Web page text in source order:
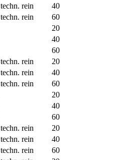
techn. rein
40
techn. rein
60
20
40
60
techn. rein
20
techn. rein
40
techn. rein
60
20
40
60
techn. rein
20
techn. rein
40
techn. rein
60